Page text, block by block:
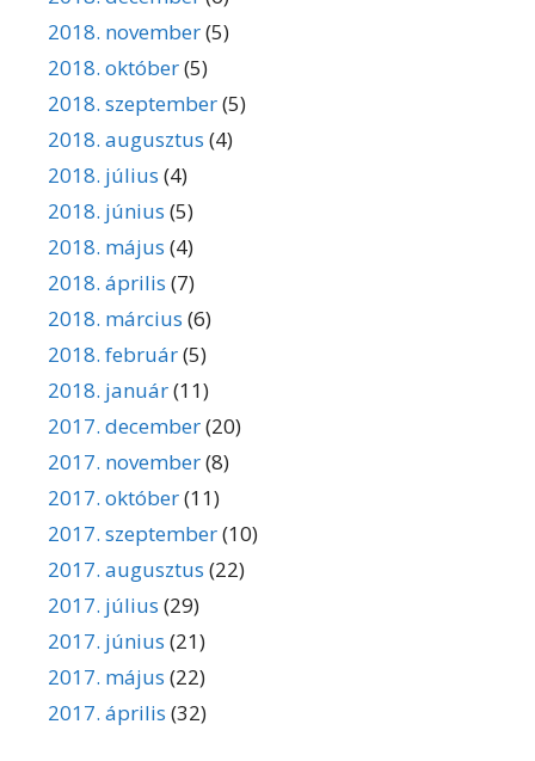
2018. november(5)
2018. október(5)
2018. szeptember(5)
2018. augusztus (4)
2018. július (4)
2018. június (5)
2018. május (4)
2018. április (7)
2018. március (6)
2018. február(5)
2018. január(11)
2017. december(20)
2017. november(8)
2017. október(11)
2017. szeptember(10)
2017. augusztus (22)
2017. július (29)
2017. június (21)
2017. május (22)
2017. április (32)